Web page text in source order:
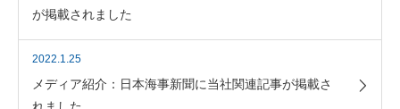
が掲載されました
2022.1.25
メディア紹介：日本海事新聞に当社関連記事が掲載さ
れました